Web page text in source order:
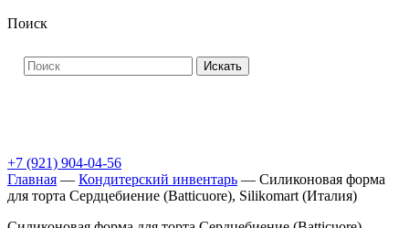
Поиск
Искать
+7 (921) 904-04-56
Главная — Кондитерский инвентарь — Силиконовая форма
для торта Сердцебиение (Batticuore), Silikomart (Италия)